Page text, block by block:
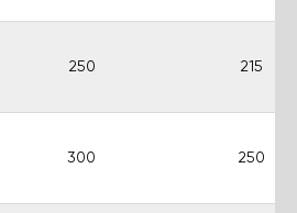
250 215
300 250